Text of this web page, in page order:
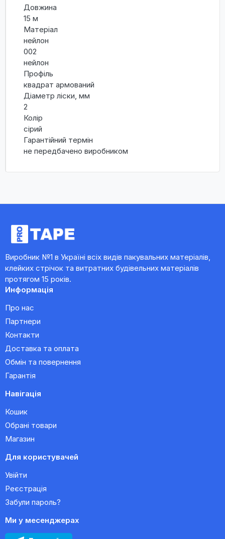
Довжина
15 м
Матеріал
нейлон
002
нейлон
Профіль
квадрат армований
Діаметр ліски, мм
2
Колір
сірий
Гарантійний термін
не передбачено виробником
Виробник №1 в Україні всіх видів пакувальних матеріалів,
клейких стрічок та витратних будівельних матеріалів
протягом 15 років.
Информація
Про нас
Партнери
Контакти
Доставка та оплата
Обмін та повернення
Гарантія
Навігація
Кошик
Обрані товари
Магазин
Для користувачей
Увійти
Реєстрація
Забули пароль?
Ми у месенджерах